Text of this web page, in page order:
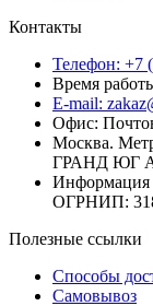
Контакты
Телефон: +7
Время
E-mail:
Офис:
Москва.
ГРАНД ЮГ
Информация
ОГРНИП:
Полезные ссылки
Способы
Самовывоз